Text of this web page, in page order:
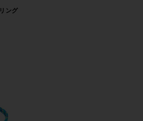
ング
POOLSIDE ブレスレット